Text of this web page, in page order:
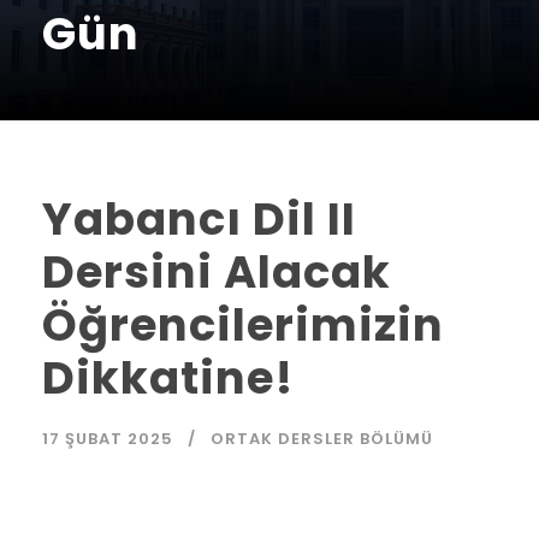
Gün
Yabancı Dil II
Dersini Alacak
Öğrencilerimizin
Dikkatine!
17 ŞUBAT 2025 ORTAK DERSLER BÖLÜMÜ